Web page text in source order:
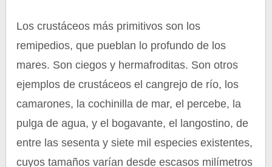
Los crustáceos más primitivos son los
remipedios, que pueblan lo profundo de los
mares. Son ciegos y hermafroditas. Son otros
ejemplos de crustáceos el cangrejo de río, los
camarones, la cochinilla de mar, el percebe, la
pulga de agua, y el bogavante, el langostino, de
entre las sesenta y siete mil especies existentes,
cuyos tamaños varían desde escasos milímetros